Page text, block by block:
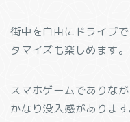
街中を自由にドライブ
タマイズも楽しめます。
スマホゲームでありな
かなり没入感があります